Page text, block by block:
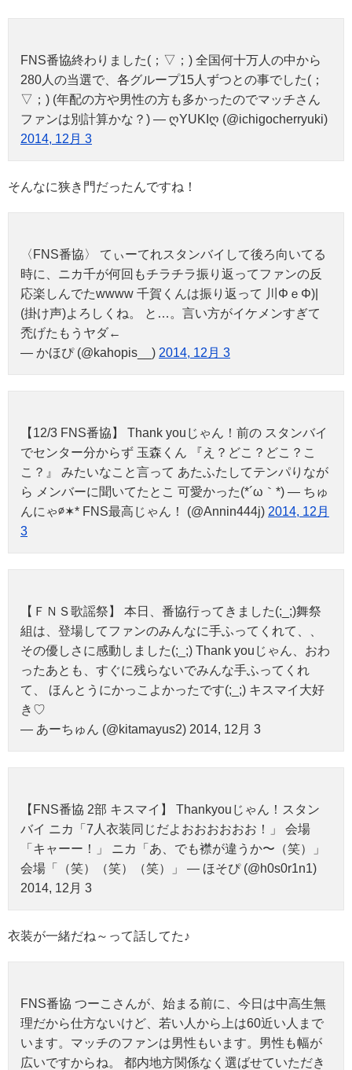
FNS番協終わりました(；▽；) 全国何十万人の中から
280人の当選で、各グループ15人ずつとの事でした(；
▽；) (年配の方や男性の方も多かったのでマッチさん
ファンは別計算かな？) — ღYUKIღ (@ichigocherryuki)
2014, 12月 3
そんなに狭き門だったんですね！
〈FNS番協〉 てぃーてれスタンバイして後ろ向いてる
時に、ニカ千が何回もチラチラ振り返ってファンの反
応楽しんでたwwww 千賀くんは振り返って 川ΦｅΦ)|
(掛け声)よろしくね。 と…。言い方がイケメンすぎて
禿げたもうヤダ←
— かほぴ (@kahopis__) 2014, 12月 3
【12/3 FNS番協】 Thank youじゃん！前の スタンバイ
でセンター分からず 玉森くん 『え？どこ？どこ？こ
こ？』 みたいなこと言って あたふたしてテンパりなが
ら メンバーに聞いてたとこ 可愛かった(*´ω｀*) — ちゅ
んにゃ∅✶* FNS最高じゃん！ (@Annin444j) 2014, 12月
3
【ＦＮＳ歌謡祭】 本日、番協行ってきました(;_;)舞祭
組は、登場してファンのみんなに手ふってくれて、、
その優しさに感動しました(;_;) Thank youじゃん、おわ
ったあとも、すぐに残らないでみんな手ふってくれ
て、 ほんとうにかっこよかったです(;_;) キスマイ大好
き♡
— あーちゅん (@kitamayus2) 2014, 12月 3
【FNS番協 2部 キスマイ】 Thankyouじゃん！スタン
バイ ニカ「7人衣装同じだよおおおおおお！」 会場
「キャーー！」 ニカ「あ、でも襟が違うか〜（笑）」
会場「（笑）（笑）（笑）」 — ほそぴ (@h0s0r1n1)
2014, 12月 3
衣装が一緒だね～って話してた♪
FNS番協 つーこさんが、始まる前に、今日は中高生無
理だから仕方ないけど、若い人から上は60近い人まで
います。マッチのファンは男性もいます。男性も幅が
広いですからね。 都内地方関係なく選ばせていただき